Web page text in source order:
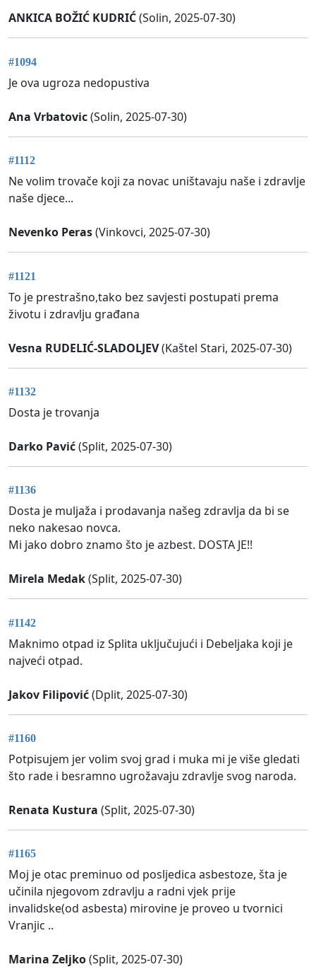
ANKICA BOŽIĆ KUDRIĆ(Solin, 2025-07-30)
#1094
Je ova ugroza nedopustiva
Ana Vrbatovic(Solin, 2025-07-30)
#1112
Ne volim trovače koji za novac uništavaju naše i zdravlje
naše djece...
Nevenko Peras(Vinkovci, 2025-07-30)
#1121
To je prestrašno,tako bez savjesti postupati prema
životu i zdravlju građana
Vesna RUDELIĆ-SLADOLJEV(Kaštel Stari, 2025-07-30)
#1132
Dosta je trovanja
Darko Pavić(Split, 2025-07-30)
#1136
Dosta je muljaža i prodavanja našeg zdravlja da bi se
neko nakesao novca.
Mi jako dobro znamo što je azbest. DOSTA JE!!
Mirela Medak(Split, 2025-07-30)
#1142
Maknimo otpad iz Splita uključujući i Debeljaka koji je
najveći otpad.
Jakov Filipović(Dplit, 2025-07-30)
#1160
Potpisujem jer volim svoj grad i muka mi je više gledati
što rade i besramno ugrožavaju zdravlje svog naroda.
Renata Kustura (Split, 2025-07-30)
#1165
Moj je otac preminuo od posljedica asbestoze, šta je
učinila njegovom zdravlju a radni vjek prije
invalidske(od asbesta) mirovine je proveo u tvornici
Vranjic ..
Marina Zeljko(Split, 2025-07-30)